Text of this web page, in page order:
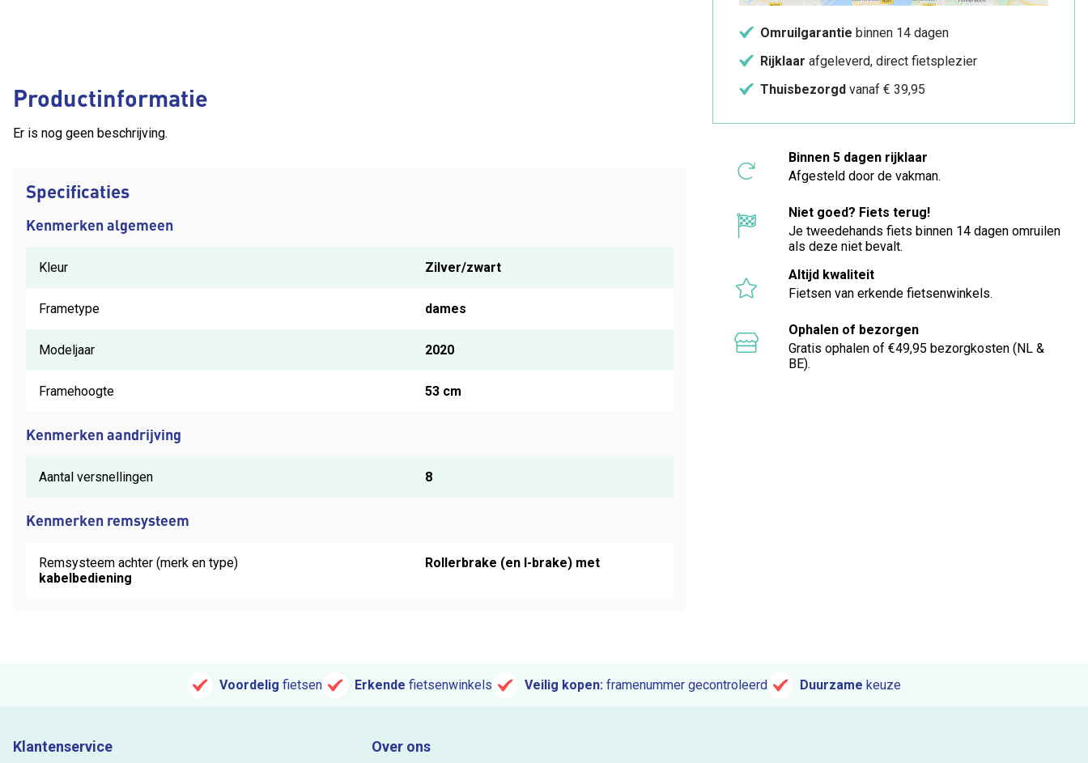
Productinformatie
Er is nog geen beschrijving.
Specificaties
Kenmerken algemeen
Kleur Zilver/zwart
Frametype dames
Modeljaar 2020
Framehoogte 53 cm
Kenmerken aandrijving
Aantal versnellingen 8
Kenmerken remsysteem
Remsysteem achter (merk en type)
Rollerbrake (en I-brake) met
kabelbediening
Omruilgarantie binnen 14 dagen
Rijklaar afgeleverd, direct fietsplezier
Thuisbezorgd vanaf € 39,95
Binnen 5 dagen rijklaar
Afgesteld door de vakman.
Niet goed? Fiets terug!
Je tweedehands fiets binnen 14 dagen omruilen
als deze niet bevalt.
Altijd kwaliteit
Fietsen van erkende fietsenwinkels.
Ophalen of bezorgen
Gratis ophalen of €49,95 bezorgkosten (NL &
BE).
Voordelig fietsen Erkende fietsenwinkels Veilig kopen: framenummer gecontroleerd Duurzame keuze
Klantenservice Over ons